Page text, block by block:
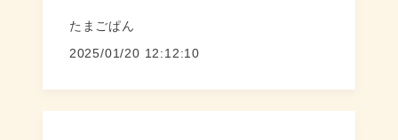
たまごぱん
2025/01/20 12:12:10